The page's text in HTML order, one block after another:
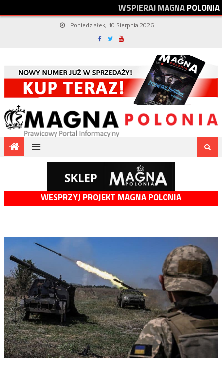
WSPIERAJMAGNAPOLONIA
Poniedziałek, 10 Sierpnia 2026
WESPRZYJ PROJEKT MAGNA POLONIA